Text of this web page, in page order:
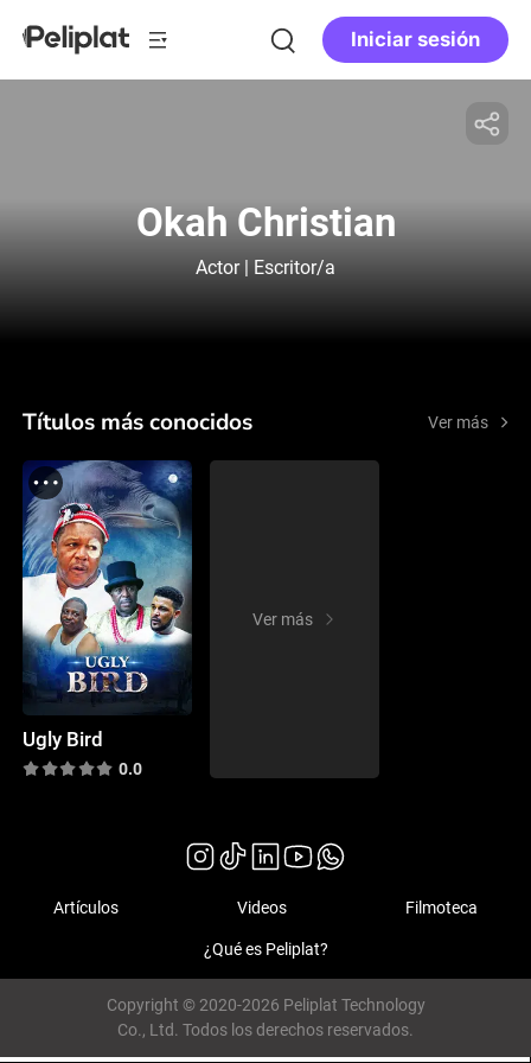
Iniciar sesión
Okah Christian
Actor | Escritor/a
Títulos más conocidos Ver más
Ugly Bird
0.0
Ver más
Artículos Videos Filmoteca
¿Qué es Peliplat?
Copyright © 2020-2026 Peliplat Technology
Co., Ltd. Todos los derechos reservados.